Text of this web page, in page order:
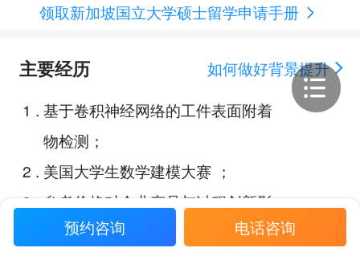
领取新加坡国立大学硕士留学申请手册
主要经历
如何做好背景提升
1 . 基于卷积神经网络的工件表面附着
物检测；
2 . 美国大学生数学建模大赛 ；
3
参考价格对企业产品与过程创新影
响研究；
预约咨询 电话咨询